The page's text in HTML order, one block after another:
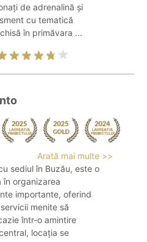
de adrenalină și
cu tematică
în primăvara ...
Arată mai multe >>
sediul în Buzău, este o
în organizarea
importante, oferind
menite să
într-o amintire
locația se